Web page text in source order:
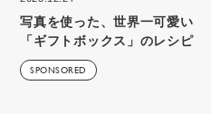
写真を使った、世界一可愛い
「ギフトボックス」のレシピ
SPONSORED